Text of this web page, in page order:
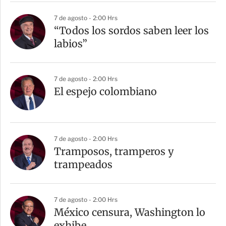
7 de agosto - 2:00 Hrs
“Todos los sordos saben leer los
labios”
7 de agosto - 2:00 Hrs
El espejo colombiano
7 de agosto - 2:00 Hrs
Tramposos, tramperos y
trampeados
7 de agosto - 2:00 Hrs
México censura, Washington lo